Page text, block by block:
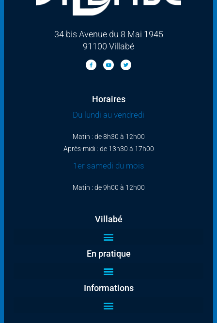
34 bis Avenue du 8 Mai 1945
91100 Villabé
Horaires
Du lundi au vendredi
Matin : de 8h30 à 12h00
Après-midi : de 13h30 à 17h00
1er samedi du mois
Matin : de 9h00 à 12h00
Villabé
En pratique
Informations